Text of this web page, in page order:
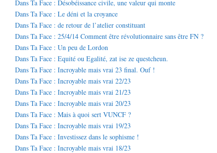
Dans Ta Face : Désobéissance civile, une valeur qui monte
Dans Ta Face : Le déni et la croyance
Dans Ta Face : de retour de l’atelier constituant
Dans Ta Face : 25/4/14 Comment être révolutionnaire sans être FN ?
Dans Ta Face : Un peu de Lordon
Dans Ta Face : Equité ou Egalité, zat ise ze questcheun.
Dans Ta Face : Incroyable mais vrai 23 final. Ouf !
Dans Ta Face : Incroyable mais vrai 22/23
Dans Ta Face : Incroyable mais vrai 21/23
Dans Ta Face : Incroyable mais vrai 20/23
Dans Ta Face : Mais à quoi sert VUNCF ?
Dans Ta Face : Incroyable mais vrai 19/23
Dans Ta Face : Investissez dans le sophisme !
Dans Ta Face : Incroyable mais vrai 18/23